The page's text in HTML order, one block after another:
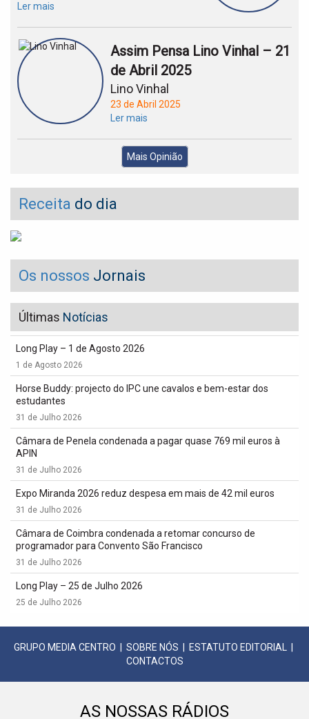
Ler mais
Assim Pensa Lino Vinhal – 21
de Abril 2025
Lino Vinhal
23 de Abril 2025
Ler mais
Mais Opinião
Receita do dia
Os nossos Jornais
Últimas Notícias
Long Play – 1 de Agosto 2026
1 de Agosto 2026
Horse Buddy: projecto do IPC une cavalos e bem-estar dos
estudantes
31 de Julho 2026
Câmara de Penela condenada a pagar quase 769 mil euros à
APIN
31 de Julho 2026
Expo Miranda 2026 reduz despesa em mais de 42 mil euros
31 de Julho 2026
Câmara de Coimbra condenada a retomar concurso de
programador para Convento São Francisco
31 de Julho 2026
Long Play – 25 de Julho 2026
25 de Julho 2026
GRUPO MEDIA CENTRO SOBRE NÓS ESTATUTO EDITORIAL
CONTACTOS
AS NOSSAS RÁDIOS